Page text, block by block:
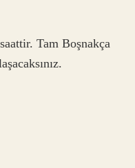
Tam Boşnakça